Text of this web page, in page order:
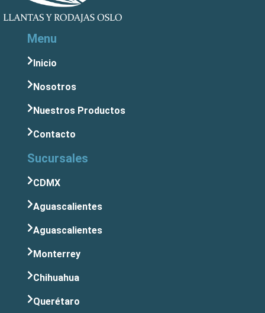
Menu
Inicio
Nosotros
Nuestros Productos
Contacto
Sucursales
CDMX
Aguascalientes
Aguascalientes
Monterrey
Chihuahua
Querétaro